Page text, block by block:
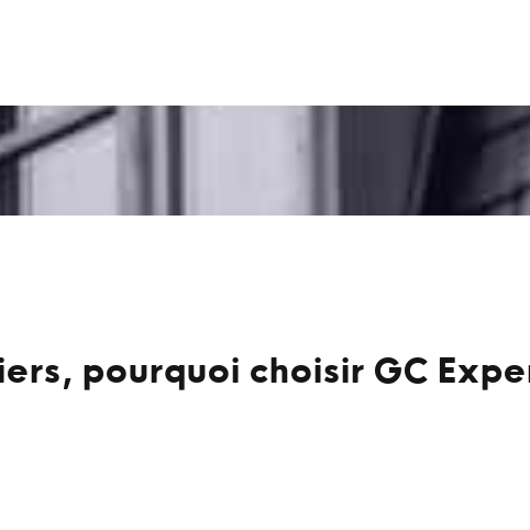
pourquoi choisir GC